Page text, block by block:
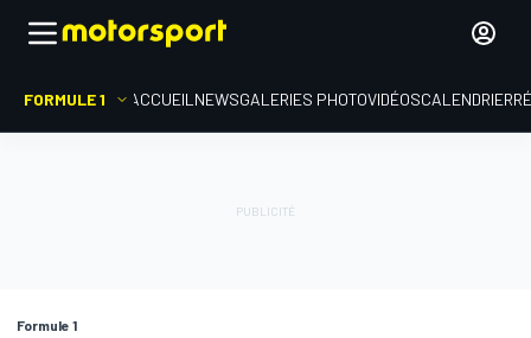
FORMULE 1 ACCUEIL NEWSGALERIES PHOTOVIDÉOSCALENDRIER
Formule 1